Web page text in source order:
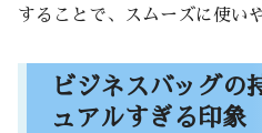
することで、スムーズに使い
ビジネスバッグの
ュアルすぎる印象